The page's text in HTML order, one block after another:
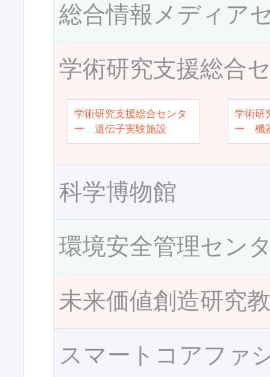
総合情報メディア
学術研究支援総合
学術研究支援総合センタ
ー 遺伝子実験施設
学術研
ー 機
科学博物館
環境安全管理セン
未来価値創造研究
スマートコアファ